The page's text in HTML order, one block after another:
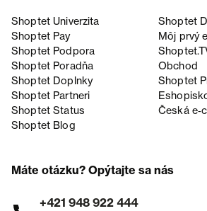
Shoptet Univerzita
Shoptet
Shoptet Pay
Môj prvý
Shoptet Podpora
Shoptet Poradňa
Obchod
Shoptet Doplnky
Shoptet
Shoptet Partneri
Shoptet Status
Česká
Shoptet Blog
Máte otázku? Opýtajte sa nás
+421 948 922 444